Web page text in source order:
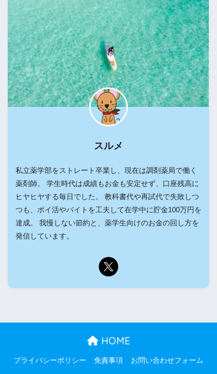
スルメ
私立薬学部をストレート卒業し、現在は調剤薬局で働く
薬剤師。 学生時代は成績もお金も安定せず、口座残高に
ヒヤヒヤする毎日でした。 教科書代や再試代で失敗しつ
つも、ポイ活やバイトを工夫して在学中に貯金100万円を
達成。 我慢しない節約と、薬学生向けのお金の回し方を
発信しています。
HOME
プライバシーポリシー 免責事項 お問い合わせフォーム